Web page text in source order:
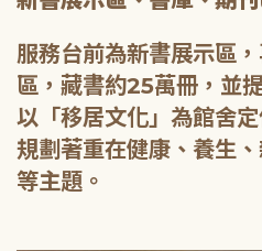
服務台前為新書展示區
區，藏書約25萬冊，並
以「移居文化」為館舍
規劃著重在健康、養生
等主題。